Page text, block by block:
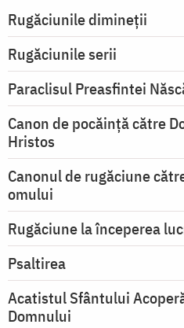
Rugăciunile dimineții
Rugăciunile serii
Paraclisul Preasfintei
Canon de pocăință către
Hristos
Canonul de rugăciune
omului
Rugăciune la începerea
Psaltirea
Acatistul Sfântului
Domnului